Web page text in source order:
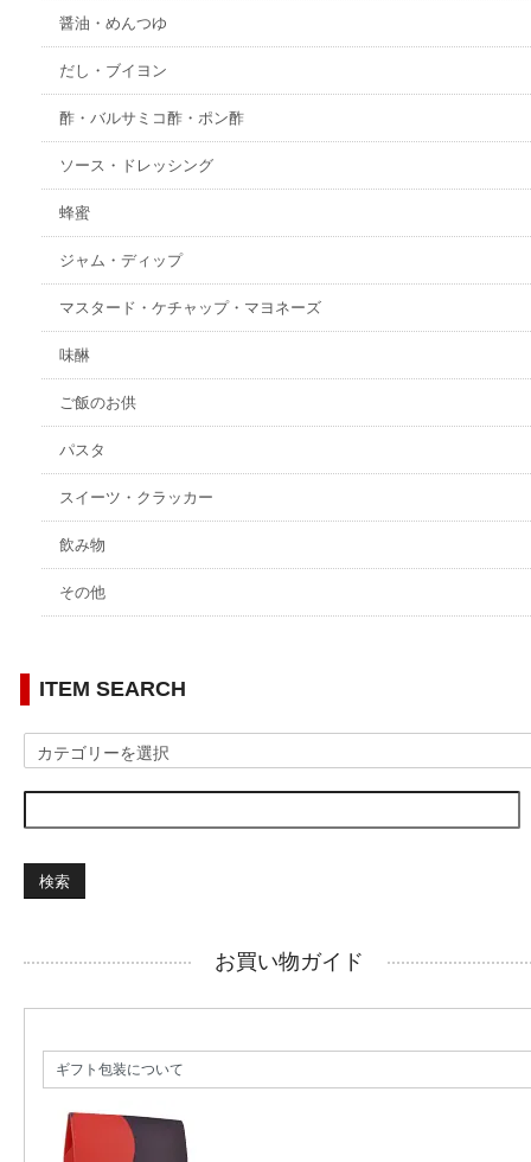
醤油・めんつゆ
だし・ブイヨン
酢・バルサミコ酢・ポン酢
ソース・ドレッシング
蜂蜜
ジャム・ディップ
マスタード・ケチャップ・マヨネーズ
味醂
ご飯のお供
パスタ
スイーツ・クラッカー
飲み物
その他
ITEM SEARCH
検索
お買い物ガイド
ギフト包装について